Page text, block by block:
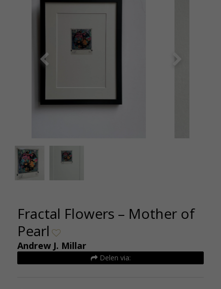
Millar - De Kunsthuizen (1)
Fractal Flowers – Mother of
Pearl
Andrew J. Millar
Delen via: